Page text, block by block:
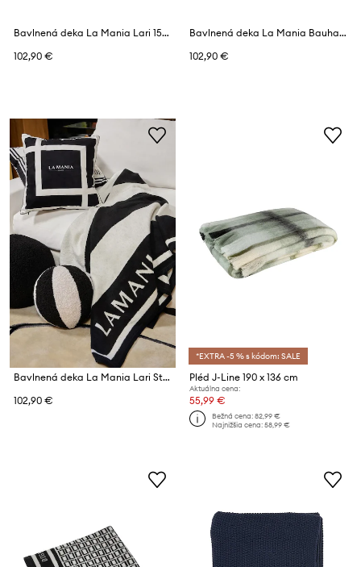
Bavlnená deka La Mania Lari 150 x 200 cm
102,90 €
Bavlnená deka La Mania Bauhaus No.3 150 x 200 cm
102,90 €
Bavlnená deka La Mania Lari Stripes 150 x 200 cm
102,90 €
*EXTRA -5 % s kódom: SALE
Pléd J-Line 190 x 136 cm
Aktuálna cena:
55,99 €
Bežná cena:82,99 €
Najnižšia cena:58,99 €